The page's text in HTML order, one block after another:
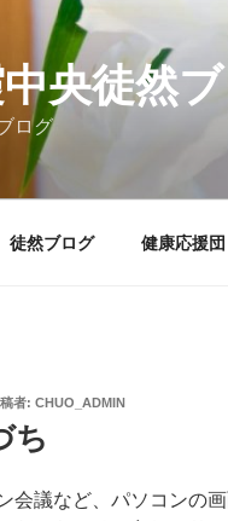
央徒然
ログ
徒然ブログ 健康応援団
者: CHUO_ADMIN
ち
会議など、パソコンの